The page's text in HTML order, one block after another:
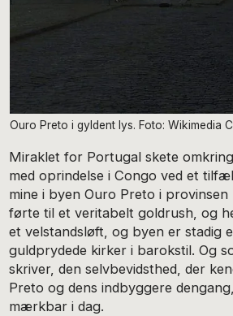
Ouro Preto i gyldent lys. Foto: Wikimedia
Miraklet for Portugal skete
med oprindelse i Congo ved et
mine i byen Ouro Preto i provinsen
førte til et veritabelt goldrush, og
et velstandsløft, og byen er stadig
guldprydede kirker i barokstil. Og
skriver, den selvbevidsthed, der
Preto og dens indbyggere
mærkbar i dag.